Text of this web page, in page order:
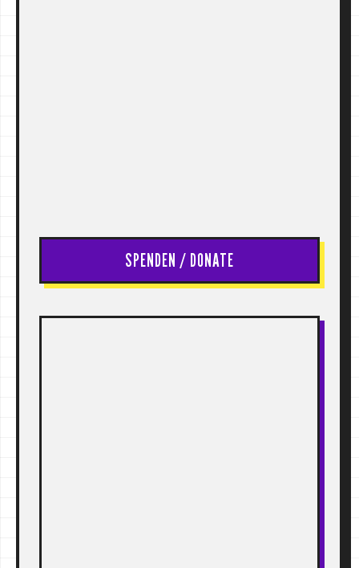
SPENDEN / DONATE